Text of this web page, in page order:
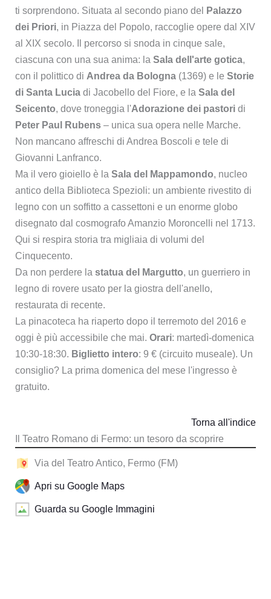
ti sorprendono. Situata al secondo piano del
Palazzo
dei Priori, in Piazza del Popolo, raccoglie opere dal XIV
al XIX secolo. Il percorso si snoda in cinque sale,
ciascuna con una sua anima: la Sala dell'arte gotica,
con il polittico di Andrea da Bologna(1369) e le Storie
di Santa Luciadi Jacobello del Fiore, e la Sala del
Seicento, dove troneggia l'Adorazione dei pastoridi
Peter Paul Rubens– unica sua opera nelle Marche.
Non mancano affreschi di Andrea Boscoli e tele di
Giovanni Lanfranco.
Ma il vero gioiello è la Sala del Mappamondo, nucleo
antico della Biblioteca Spezioli: un ambiente rivestito di
legno con un soffitto a cassettoni e un enorme globo
disegnato dal cosmografo Amanzio Moroncelli nel 1713.
Qui si respira storia tra migliaia di volumi del
Cinquecento.
Da non perdere la statua del Margutto, un guerriero in
legno di rovere usato per la giostra dell'anello,
restaurata di recente.
La pinacoteca ha riaperto dopo il terremoto del 2016 e
oggi è più accessibile che mai. Orari: martedì-domenica
10:30-18:30. Biglietto intero: 9 € (circuito museale). Un
consiglio? La prima domenica del mese l'ingresso è
gratuito.
Il Teatro Romano di Fermo: un tesoro da scoprire
Torna all'indice
Via del Teatro Antico, Fermo (FM)
Apri su Google Maps
Guarda su Google Immagini